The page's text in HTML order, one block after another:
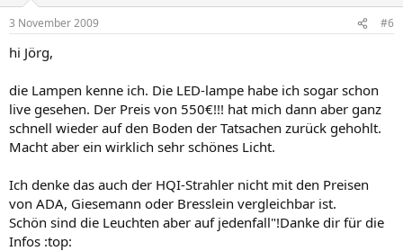
3 November 2009 #6
hi Jörg,
die Lampen kenne ich. Die LED-lampe habe ich sogar schon
live gesehen. Der Preis von 550€!!! hat mich dann aber ganz
schnell wieder auf den Boden der Tatsachen zurück gehohlt.
Macht aber ein wirklich sehr schönes Licht.
Ich denke das auch der HQI-Strahler nicht mit den Preisen
von ADA, Giesemann oder Bresslein vergleichbar ist.
Schön sind die Leuchten aber auf jedenfall"!Danke dir für die
Infos :top: